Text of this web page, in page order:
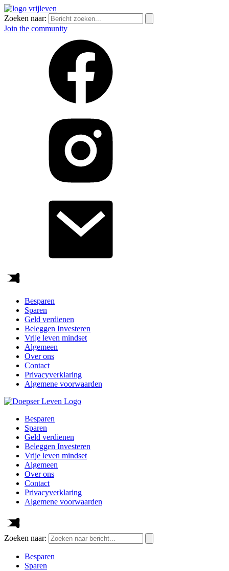
Zoeken naar:
Join the community
Besparen
Sparen
Geld verdienen
Beleggen Investeren
Vrije leven mindset
Algemeen
Over ons
Contact
Privacyverklaring
Algemene voorwaarden
Besparen
Sparen
Geld verdienen
Beleggen Investeren
Vrije leven mindset
Algemeen
Over ons
Contact
Privacyverklaring
Algemene voorwaarden
Zoeken naar:
Besparen
Sparen